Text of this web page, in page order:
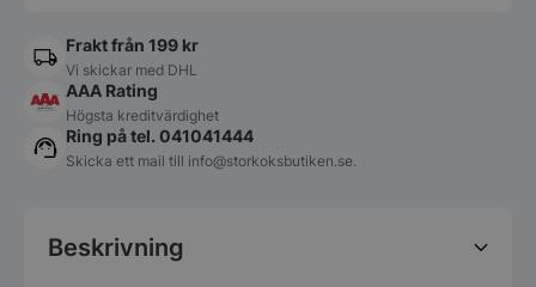
Frakt från 199 kr
Vi skickar med DHL
AAA Rating
Högsta kreditvärdighet
Ring på tel. 041041444
Skicka ett mail till info@storkoksbutiken.se.
Beskrivning